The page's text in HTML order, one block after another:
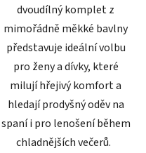
dvoudílný komplet z
mimořádně měkké bavlny
představuje ideální volbu
pro ženy a dívky, které
milují hřejivý komfort a
hledají prodyšný oděv na
spaní i pro lenošení během
chladnějších večerů.